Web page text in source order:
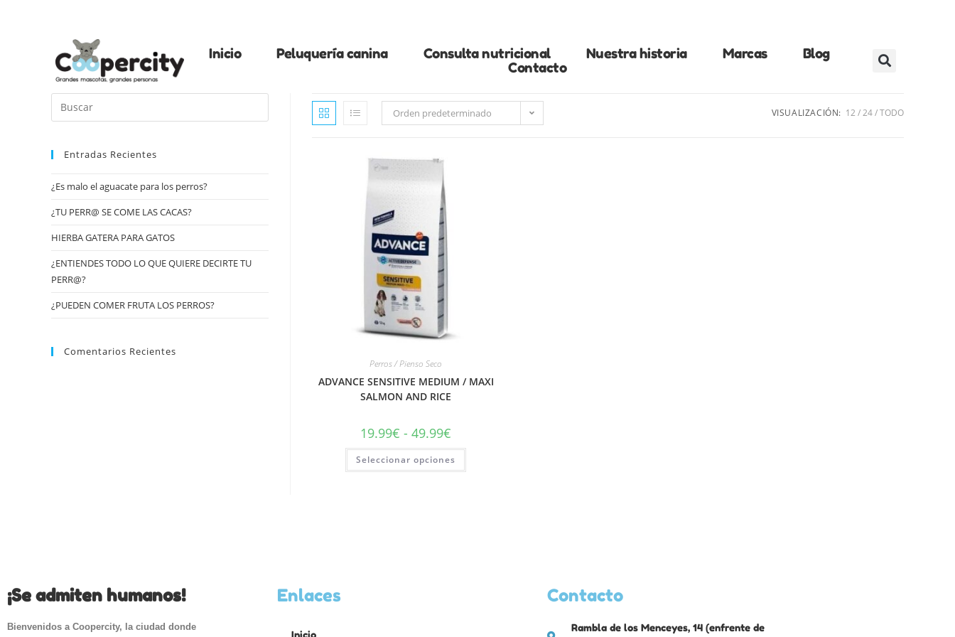
Inicio Peluquería canina Consulta nutricional Nuestra historia Marcas
Blog
Contacto
Orden predeterminado VISUALIZACIÓN: 12 24 TODO
Perros / Pienso Seco
ADVANCE SENSITIVE MEDIUM / MAXI
SALMON AND RICE
19.99€ - 49.99€
Seleccionar opciones
Entradas Recientes
¿Es malo el aguacate para los perros?
¿TU PERR@ SE COME LAS CACAS?
HIERBA GATERA PARA GATOS
¿ENTIENDES TODO LO QUE QUIERE DECIRTE TU
PERR@?
¿PUEDEN COMER FRUTA LOS PERROS?
Comentarios Recientes
¡Se admiten humanos!
Bienvenidos a Coopercity, la ciudad donde
Enlaces Contacto
Rambla de los Menceyes, 14 (enfrente de